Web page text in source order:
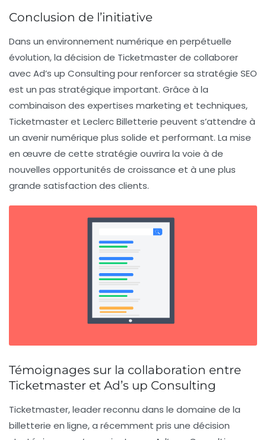
Conclusion de l’initiative
Dans un environnement numérique en perpétuelle
évolution, la décision de Ticketmaster de collaborer
avec Ad’s up Consulting pour renforcer sa stratégie SEO
est un pas stratégique important. Grâce à la
combinaison des expertises marketing et techniques,
Ticketmaster et Leclerc Billetterie peuvent s’attendre à
un avenir numérique plus solide et performant. La mise
en œuvre de cette stratégie ouvrira la voie à de
nouvelles opportunités de croissance et à une plus
grande satisfaction des clients.
Témoignages sur la collaboration entre
Ticketmaster et Ad’s up Consulting
Ticketmaster, leader reconnu dans le domaine de la
billetterie en ligne, a récemment pris une décision